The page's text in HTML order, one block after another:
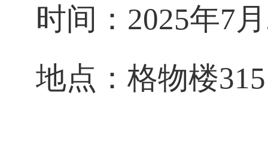
时间： 2025年7
地点：格物楼315